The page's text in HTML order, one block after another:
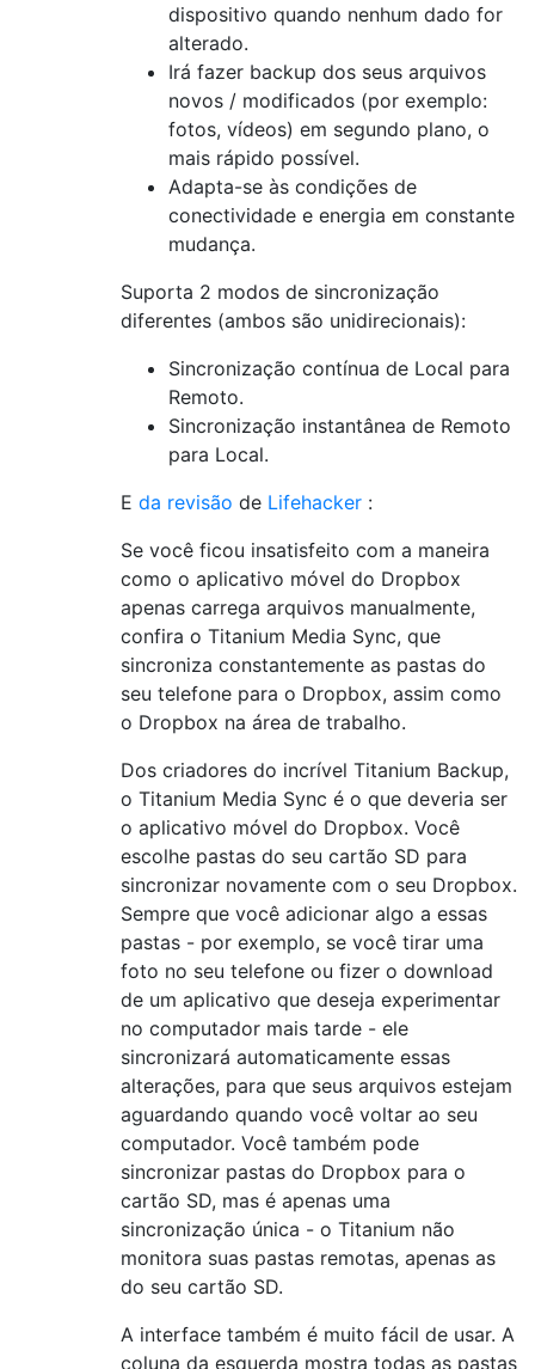
dispositivo quando nenhum dado for
alterado.
Irá fazer backup dos seus arquivos
novos / modificados (por exemplo:
fotos, vídeos) em segundo plano, o
mais rápido possível.
Adapta-se às condições de
conectividade e energia em constante
mudança.
Suporta 2 modos de sincronização
diferentes (ambos são unidirecionais):
Sincronização contínua de Local para
Remoto.
Sincronização instantânea de Remoto
para Local.
E da revisão de Lifehacker :
Se você ficou insatisfeito com a maneira
como o aplicativo móvel do Dropbox
apenas carrega arquivos manualmente,
confira o Titanium Media Sync, que
sincroniza constantemente as pastas do
seu telefone para o Dropbox, assim como
o Dropbox na área de trabalho.
Dos criadores do incrível Titanium Backup,
o Titanium Media Sync é o que deveria ser
o aplicativo móvel do Dropbox. Você
escolhe pastas do seu cartão SD para
sincronizar novamente com o seu Dropbox.
Sempre que você adicionar algo a essas
pastas - por exemplo, se você tirar uma
foto no seu telefone ou fizer o download
de um aplicativo que deseja experimentar
no computador mais tarde - ele
sincronizará automaticamente essas
alterações, para que seus arquivos estejam
aguardando quando você voltar ao seu
computador. Você também pode
sincronizar pastas do Dropbox para o
cartão SD, mas é apenas uma
sincronização única - o Titanium não
monitora suas pastas remotas, apenas as
do seu cartão SD.
A interface também é muito fácil de usar. A
coluna da esquerda mostra todas as pastas